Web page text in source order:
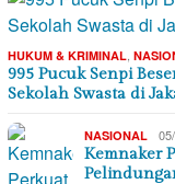
HUKUM & KRIMINAL
995 Pucuk Senpi
Sekolah Swasta di
NASIONAL
Kemnaker